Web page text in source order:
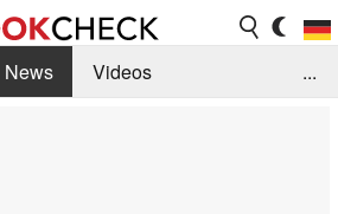
News
Videos
...